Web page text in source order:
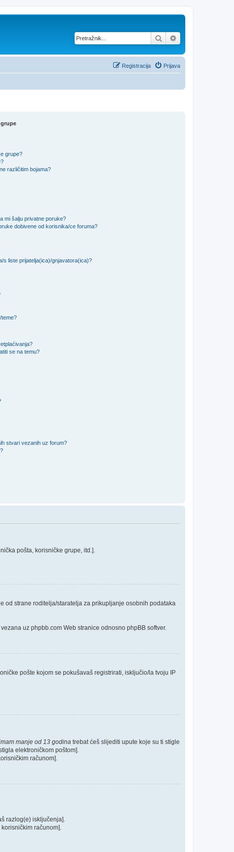
Pretražnik
Prijava
Registracija
grupe?
različitim bojama?
mi šalju privatne poruke?
dobivene od korisnika/ce foruma?
s liste prijatelja(ica)/gnjavatora(ica)?
teme?
se na temu?
stvari vezanih uz forum?
pošta, korisničke grupe, itd.].
od strane roditelja/staratelja za prikupljanje osobnih podataka
uz phpbb.com Web stranice odnosno phpBB softver.
pošte kojom se pokušavaš registrirati, isključio/la tvoju IP
manje od 13 godina trebat ćeš slijediti upute koje su ti stigle
elektroničkom poštom].
računom].
razlog(e) isključenja].
računom].